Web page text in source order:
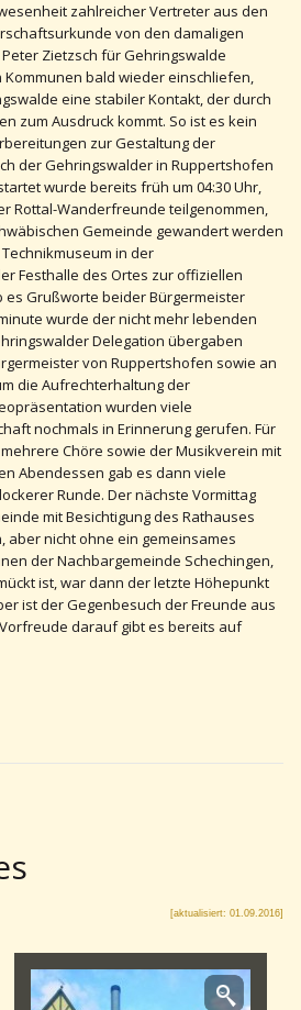
zahlreicher Vertreter aus den
von den damaligen
Zietzsch für Gehringswalde
bald wieder einschliefen,
eine stabiler Kontakt, der durch
zum Ausdruck kommt. So ist es kein
zur Gestaltung der
der Gehringswalder in Ruppertshofen
wurde bereits früh um 04:30 Uhr,
Rottal-Wanderfreunde teilgenommen,
Gemeinde gewandert werden
in der
Festhalle des Ortes zur offiziellen
es Grußworte beider Bürgermeister
wurde der nicht mehr lebenden
Delegation übergaben
von Ruppertshofen sowie an
die Aufrechterhaltung der
wurden viele
nochmals in Erinnerung gerufen. Für
Chöre sowie der Musikverein mit
Abendessen gab es dann viele
Runde. Der nächste Vormittag
mit Besichtigung des Rathauses
aber nicht ohne ein gemeinsames
der Nachbargemeinde Schechingen,
ist, war dann der letzte Höhepunkt
ist der Gegenbesuch der Freunde aus
darauf gibt es bereits auf
[aktualisiert: 01.09.2016]